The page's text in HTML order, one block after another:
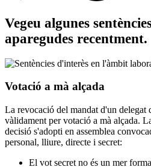
Vegeu algunes
aparegudes recentment.
Votació a mà alçada
La revocació del mandat d'un delegat
vàlidament per votació a mà alçada.
decisió s'adopti en assemblea
personal, lliure, directe i secret:
El vot secret no és un mer